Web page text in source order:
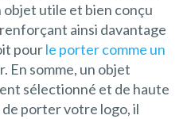
objet utile et bien conçu
ainsi davantage
pourle porter comme un
En somme, un objet
sélectionné et de haute
porter votre logo, il